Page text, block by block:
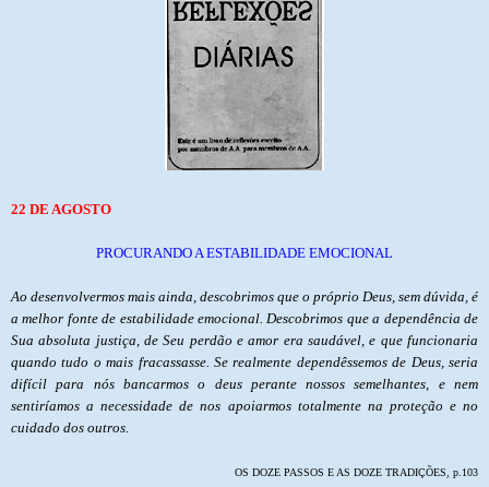
22 DE AGOSTO
PROCURANDO A ESTABILIDADE EMOCIONAL
Ao desenvolvermos mais ainda, descobrimos que o próprio Deus, sem dúvida, é
a melhor fonte de estabilidade emocional. Descobrimos que a dependência de
Sua absoluta justiça, de Seu perdão e amor era saudável, e que funcionaria
quando tudo o mais fracassasse. Se realmente dependêssemos de Deus, seria
difícil para nós bancarmos o deus perante nossos semelhantes, e nem
sentiríamos a necessidade de nos apoiarmos totalmente na proteção e no
cuidado dos outros.
OS DOZE PASSOS E AS DOZE TRADIÇÕES, p.103